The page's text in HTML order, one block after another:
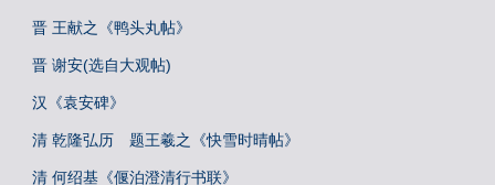
晋 王献之《鸭头丸帖》
晋 谢安(选自大观帖)
汉《袁安碑》
清 乾隆弘历 题王羲之《快雪时晴帖》
清 何绍基《偃泊澄清行书联》